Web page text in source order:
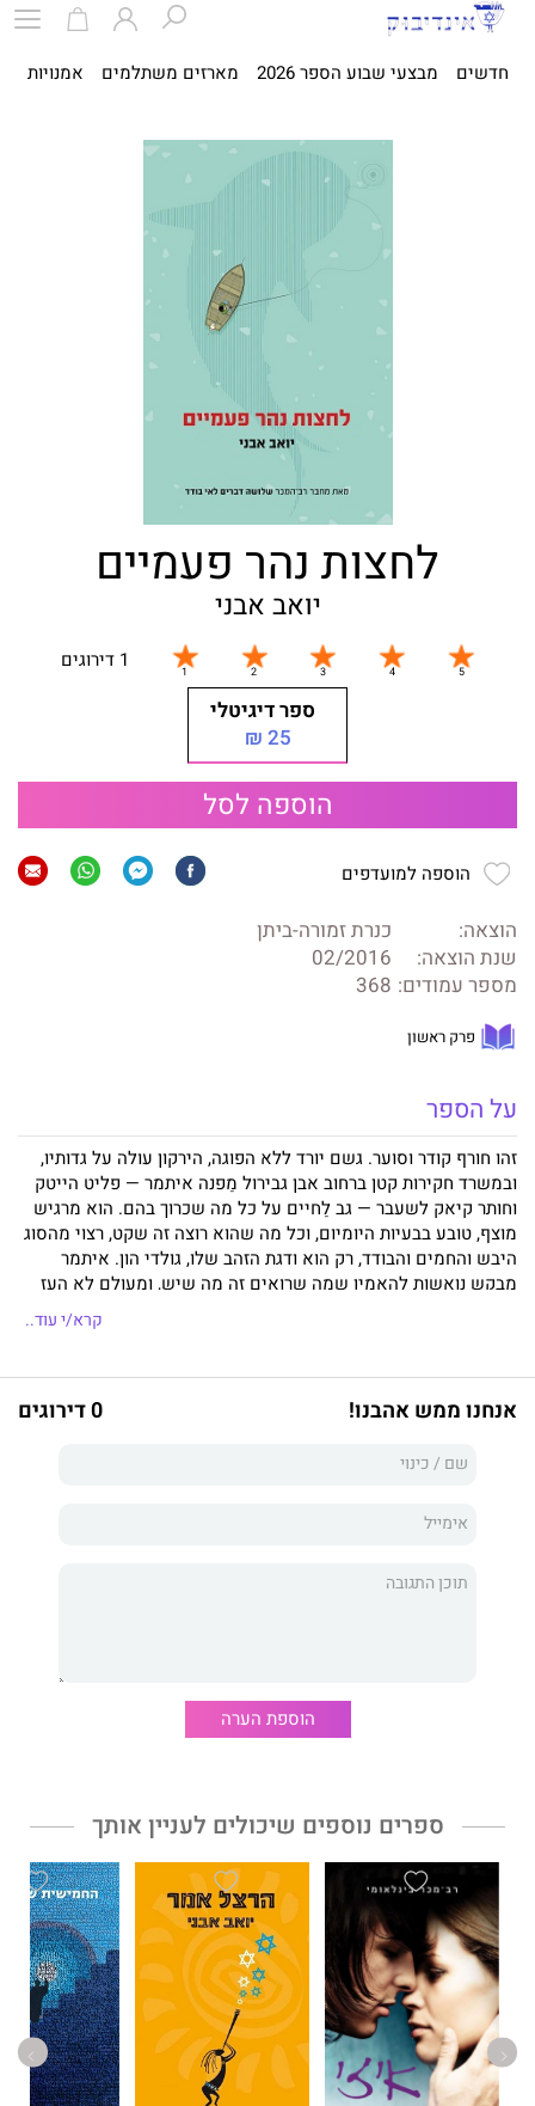
חדשים מבצעי שבוע הספר 2026 מארזים משתלמים אמנויות
לחצות נהר פעמיים
יואב אבני
1 דירוגים
ספר דיגיטלי
25 ₪
הוספה לסל
הוספה למועדפים
הוצאה:
כנרת זמורה-ביתן
שנת הוצאה:
02/2016
מספר עמודים: 368
פרק ראשון
על הספר
זהו חורף קודר וסוער. גשם יורד ללא הפוגה, הירקון עולה על גדותיו,
ובמשרד חקירות קטן ברחוב אבן גבירול מַפנה איתמר — פליט הייטק
וחותר קיאק לשעבר — גב לַחיים על כל מה שכרוך בהם. הוא מרגיש
מוצף, טובע בבעיות היומיום, וכל מה שהוא רוצה זה שקט, רצוי מהסוג
היבש והחמים והבודד, רק הוא ודגת הזהב שלו, גולדי הון. איתמר
מבקש נואשות להאמין שמה שרואים זה מה שיש, ומעולם לא העז
להציץ מתחת לפני השטח, כי שם ממתינות צרות של אחרים. אבל אז
נכנסת בחורה לחייו. לרוע המזל היא מלוּוה בעבריין גדול מידות, מהיר
בלעה אותו האדמה. או הנהר. איתמר נזרק למימיה של תעלומה, בה
גועשים פנסיונר סקוטי, תצלום מטושטש של הירקון, קריפטוזואולוגיה,
זוכה פרס גפן, יואב אבני, הוא רומן בלשי מסוג שעוד לא קראתם. חכם
ואהבת אדם. בספרו החמישי מציע אבני, בסגנונו מלא הברק, גרסה
מקומית לאחד המיתוסים הרודפים את הדמיון האנושי זה עידנים,
הוא הרומן הרביעי של אבני. קדמו לו רב־המכר שלושה דברים לאי
קרא/י עוד..
אנחנו ממש אהבנו! 0 דירוגים
הוספת הערה
ספרים נוספים שיכולים לעניין אותך